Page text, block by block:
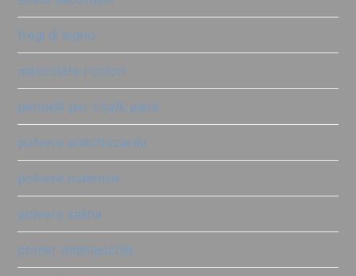
fregi di legno
mescolare i colori
pennelli per chalk paint
polvere antichizzante
polvere materica
polvere salina
primer antimacchia